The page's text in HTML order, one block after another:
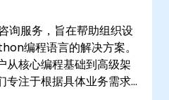
询服务，旨在帮助组织设
编程语言的解决方案。
从核心编程基础到高级架
专注于根据具体业务需求